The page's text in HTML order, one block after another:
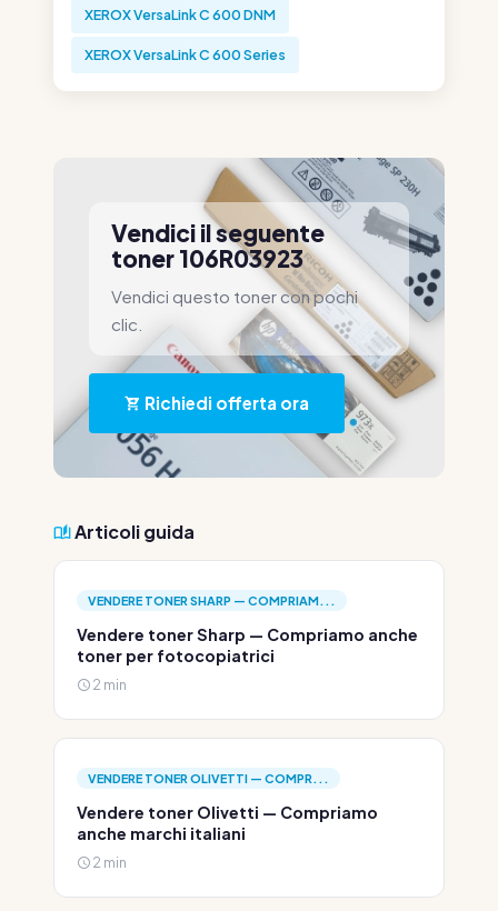
XEROX VersaLink C 600 DNM
XEROX VersaLink C 600 Series
Vendici il seguente
toner 106R03923
Vendici questo toner con pochi
clic.
Richiedi offerta ora
Articoli guida
VENDERE TONER SHARP — COMPRIAM...
Vendere toner Sharp — Compriamo anche
toner per fotocopiatrici
2 min
VENDERE TONER OLIVETTI — COMPR...
Vendere toner Olivetti — Compriamo
anche marchi italiani
2 min